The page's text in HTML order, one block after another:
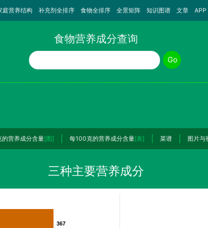
庭营养结构 补充剂全排序 食物全排序 全景矩阵 知识图谱 文章 APP
食物营养成分查询
食物名称
Go
营养成分含量[图] 每100克的营养成分含量[表] 菜谱 图片与
三种主要营养成分
367
367